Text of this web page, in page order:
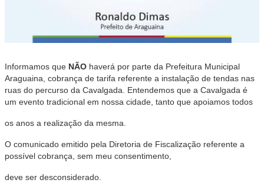
Informamos que NÃO haverá por parte da Prefeitura Municipal
Araguaina, cobrança de tarifa referente a instalação de tendas nas
ruas do percurso da Cavalgada. Entendemos que a Cavalgada é
um evento tradicional em nossa cidade, tanto que apoiamos todos
os anos a realização da mesma.
O comunicado emitido pela Diretoria de Fiscalização referente a
possível cobrança, sem meu consentimento,
deve ser desconsiderado.